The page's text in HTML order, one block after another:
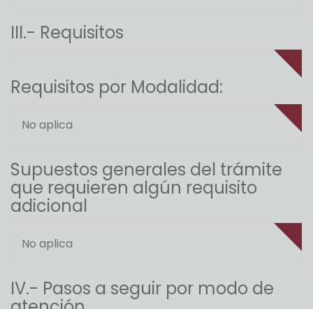
III.- Requisitos
Requisitos por Modalidad:
No aplica
Supuestos generales del trámite
que requieren algún requisito
adicional
No aplica
IV.- Pasos a seguir por modo de